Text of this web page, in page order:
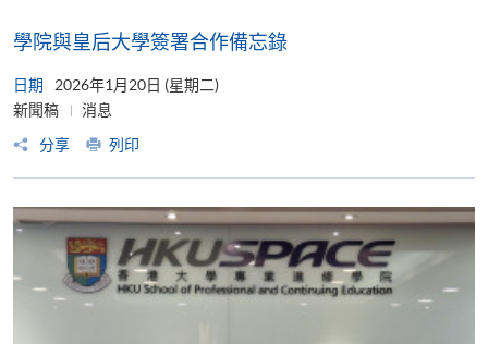
學院與皇后大學簽署合作備忘錄
日期
2026年1月20日 (星期二)
新聞稿
消息
分享
列印